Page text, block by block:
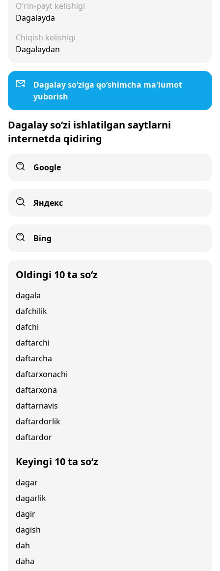
O‘rin-payt kelishigi
Dagalayda
Chiqish kelishigi
Dagalaydan
Dagalay so‘ziga qo‘shimcha ma'lumot
yuborish
Dagalay so‘zi ishlatilgan saytlarni
internetda qidiring
Google
Яндекс
Bing
Oldingi 10 ta so‘z
dagala
dafchilik
dafchi
daftarchi
daftarcha
daftarxonachi
daftarxona
daftarnavis
daftardorlik
daftardor
Keyingi 10 ta so‘z
dagar
dagarlik
dagir
dagish
dah
daha